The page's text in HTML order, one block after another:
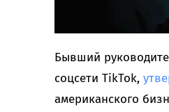
Бывший
соцсети TikTok,
американского